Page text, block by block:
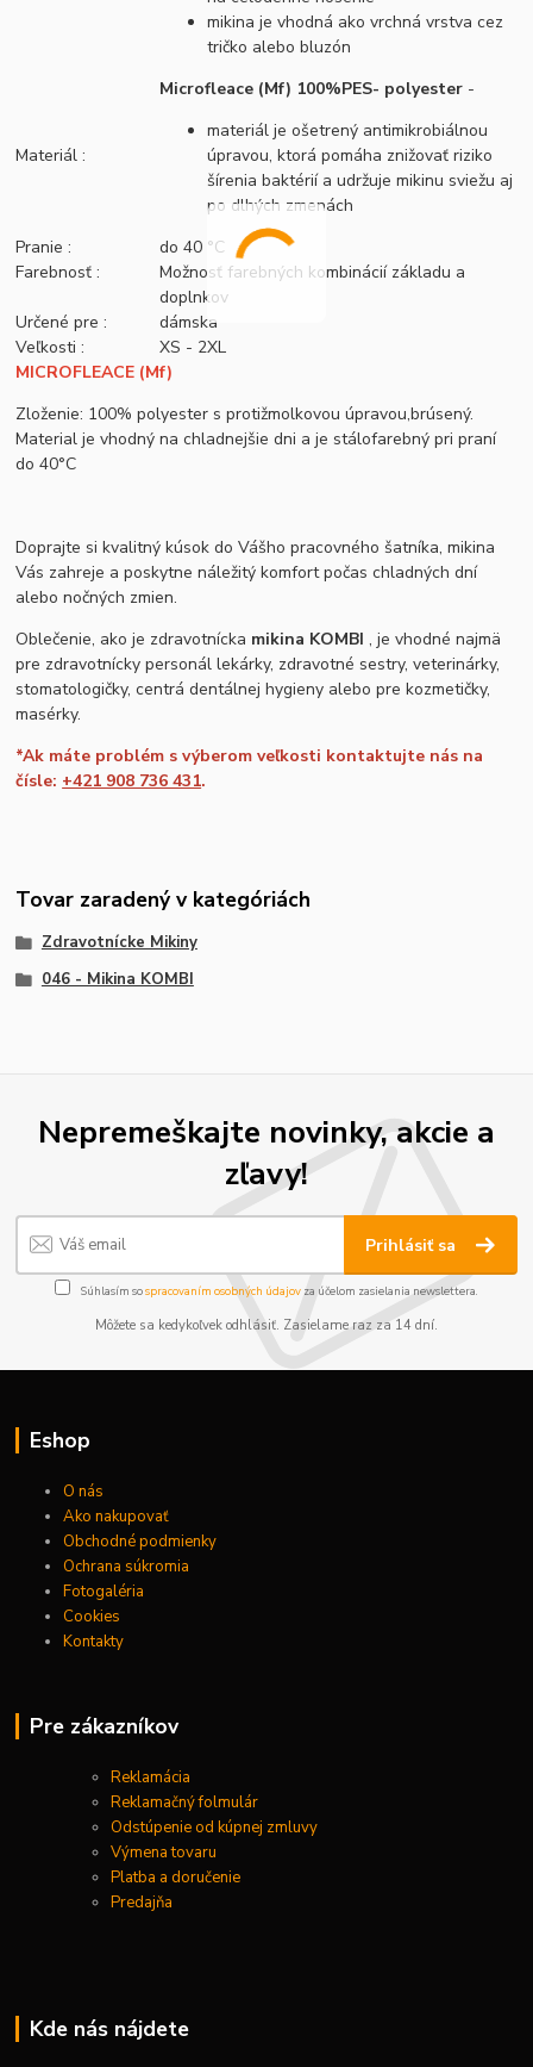
mikina je vhodná ako vrchná vrstva cez
tričko alebo bluzón
Materiál :
Microfleace (Mf) 100%PES- polyester -
materiál je ošetrený antimikrobiálnou
úpravou, ktorá pomáha znižovať riziko
šírenia baktérií a udržuje mikinu sviežu aj
po dlhých zmenách
Pranie :
do 40 °C
Farebnosť :
Možnosť farebných kombinácií základu a
doplnkov
Určené pre :
dámska
Veľkosti :
XS - 2XL
MICROFLEACE (Mf)
Zloženie: 100% polyester s protižmolkovou úpravou,brúsený.
Material je vhodný na chladnejšie dni a je stálofarebný pri praní
do 40°C
Doprajte si kvalitný kúsok do Vášho pracovného šatníka, mikina
Vás zahreje a poskytne náležitý komfort počas chladných dní
alebo nočných zmien.
Oblečenie, ako je zdravotnícka mikina KOMBI , je vhodné najmä
pre zdravotnícky personál lekárky, zdravotné sestry, veterinárky,
stomatologičky, centrá dentálnej hygieny alebo pre kozmetičky,
masérky.
*Ak máte problém s výberom veľkosti kontaktujte nás na
čísle: +421 908 736 431.
Tovar zaradený v kategóriách
Zdravotnícke Mikiny
046 - Mikina KOMBI
Nepremeškajte novinky, akcie a
zľavy!
Prihlásiť sa
Súhlasím sospracovaním osobných údajov za účelom zasielania newslettera.
Môžete sa kedykoľvek odhlásiť. Zasielame raz za 14 dní.
Eshop
O nás
Ako nakupovať
Obchodné podmienky
Ochrana súkromia
Fotogaléria
Cookies
Kontakty
Pre zákazníkov
Reklamácia
Reklamačný folmulár
Odstúpenie od kúpnej zmluvy
Výmena tovaru
Platba a doručenie
Predajňa
Kde nás nájdete